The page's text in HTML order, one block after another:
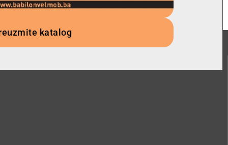
katalog